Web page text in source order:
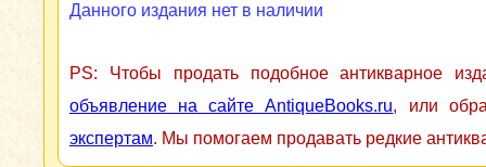
Данного издания нет в наличии
PS: Чтобы продать подобное антикварное
объявление на сайте AntiqueBooks.ru, или
экспертам. Мы помогаем продавать редкие